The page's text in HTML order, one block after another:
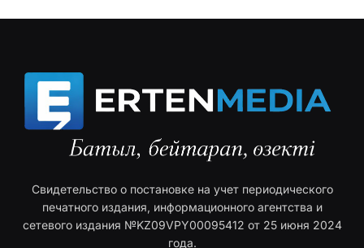
Свидетельство о постановке на учет периодического
печатного издания, информационного агентства и
сетевого издания №KZ09VPY00095412 от 25 июня 2024
года.